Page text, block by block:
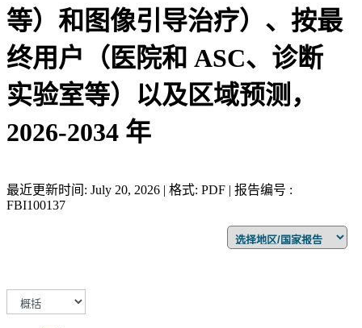
等）和图像引导治疗）、按最
终用户（医院和 ASC、诊断
实验室等）以及区域预测，
2026-2034 年
最近更新时间: July 20, 2026 | 格式: PDF | 报告编号 :
FBI100137